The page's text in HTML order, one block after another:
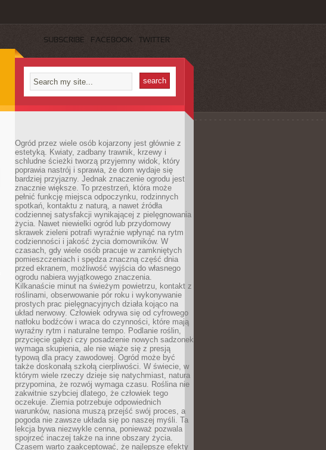
SUBSCRIBE FACEBOOK TWITTER
Ogród przez wiele osób kojarzony jest głównie z
estetyką. Kwiaty, zadbany trawnik, krzewy i
schludne ścieżki tworzą przyjemny widok, który
poprawia nastrój i sprawia, że dom wydaje się
bardziej przyjazny. Jednak znaczenie ogrodu jest
znacznie większe. To przestrzeń, która może
pełnić funkcję miejsca odpoczynku, rodzinnych
spotkań, kontaktu z naturą, a nawet źródła
codziennej satysfakcji wynikającej z pielęgnowania
życia. Nawet niewielki ogród lub przydomowy
skrawek zieleni potrafi wyraźnie wpłynąć na rytm
codzienności i jakość życia domowników. W
czasach, gdy wiele osób pracuje w zamkniętych
pomieszczeniach i spędza znaczną część dnia
przed ekranem, możliwość wyjścia do własnego
ogrodu nabiera wyjątkowego znaczenia.
Kilkanaście minut na świeżym powietrzu, kontakt z
roślinami, obserwowanie pór roku i wykonywanie
prostych prac pielęgnacyjnych działa kojąco na
układ nerwowy. Człowiek odrywa się od cyfrowego
natłoku bodźców i wraca do czynności, które mają
wyraźny rytm i naturalne tempo. Podlanie roślin,
przycięcie gałęzi czy posadzenie nowych sadzonek
wymaga skupienia, ale nie wiąże się z presją
typową dla pracy zawodowej. Ogród może być
także doskonałą szkołą cierpliwości. W świecie, w
którym wiele rzeczy dzieje się natychmiast, natura
przypomina, że rozwój wymaga czasu. Roślina nie
zakwitnie szybciej dlatego, że człowiek tego
oczekuje. Ziemia potrzebuje odpowiednich
warunków, nasiona muszą przejść swój proces, a
pogoda nie zawsze układa się po naszej myśli. Ta
lekcja bywa niezwykle cenna, ponieważ pozwala
spojrzeć inaczej także na inne obszary życia.
Czasem warto zaakceptować, że najlepsze efekty